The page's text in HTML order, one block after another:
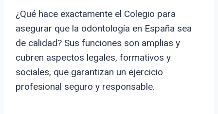
¿Qué hace exactamente el Colegio para
asegurar que la odontología en España sea
de calidad? Sus funciones son amplias y
cubren aspectos legales, formativos y
sociales, que garantizan un ejercicio
profesional seguro y responsable.